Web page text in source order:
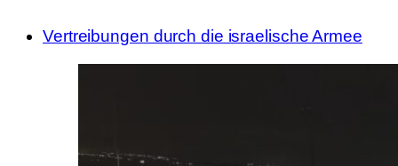
Vertreibungen durch die israelische Armee